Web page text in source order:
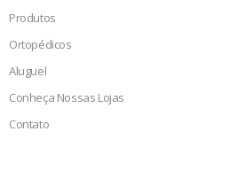
Produtos
Ortopédicos
Aluguel
Conheça Nossas Lojas
Contato